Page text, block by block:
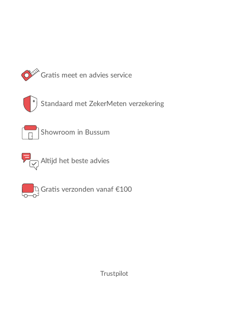
Gratis meet en advies service
Standaard met ZekerMeten verzekering
Showroom in Bussum
Altijd het beste advies
Gratis verzonden vanaf €100
Trustpilot